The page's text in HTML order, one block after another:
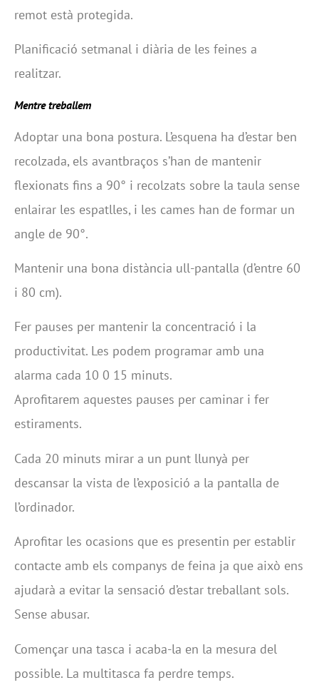
remot està protegida.
Planificació setmanal i diària de les feines a
realitzar.
Mentre treballem
Adoptar una bona postura. L’esquena ha d’estar ben
recolzada, els avantbraços s’han de mantenir
flexionats fins a 90° i recolzats sobre la taula sense
enlairar les espatlles, i les cames han de formar un
angle de 90°.
Mantenir una bona distància ull-pantalla (d’entre 60
i 80 cm).
Fer pauses per mantenir la concentració i la
productivitat. Les podem programar amb una
alarma cada 10 0 15 minuts.
Aprofitarem aquestes pauses per caminar i fer
estiraments.
Cada 20 minuts mirar a un punt llunyà per
descansar la vista de l’exposició a la pantalla de
l’ordinador.
Aprofitar les ocasions que es presentin per establir
contacte amb els companys de feina ja que això ens
ajudarà a evitar la sensació d’estar treballant sols.
Sense abusar.
Començar una tasca i acaba-la en la mesura del
possible. La multitasca fa perdre temps.